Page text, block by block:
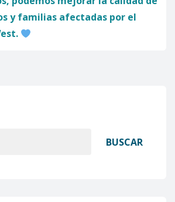
y familias afectadas por el
BUSCAR